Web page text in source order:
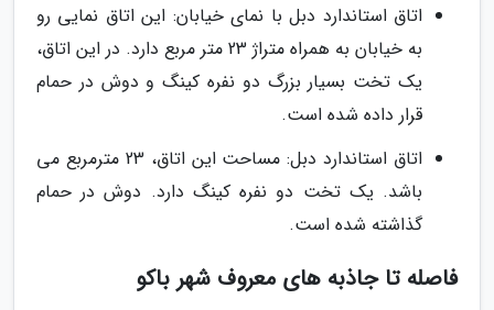
اتاق استاندارد دبل با نمای خیابان: این اتاق نمایی رو
به خیابان به همراه متراژ 23 متر مربع دارد. در این اتاق،
یک تخت بسیار بزرگ دو نفره کینگ و دوش در حمام
قرار داده شده است.
اتاق استاندارد دبل: مساحت این اتاق، 23 مترمربع می
باشد. یک تخت دو نفره کینگ دارد. دوش در حمام
گذاشته شده است.
فاصله تا جاذبه های معروف شهر باکو